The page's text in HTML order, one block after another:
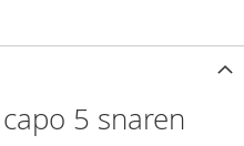
5 snaren